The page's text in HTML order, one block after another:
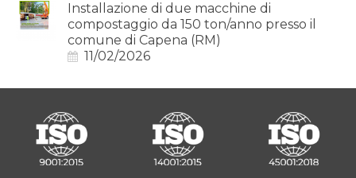
Installazione di due macchine di
compostaggio da 150 ton/anno presso il
comune di Capena (RM)
11/02/2026